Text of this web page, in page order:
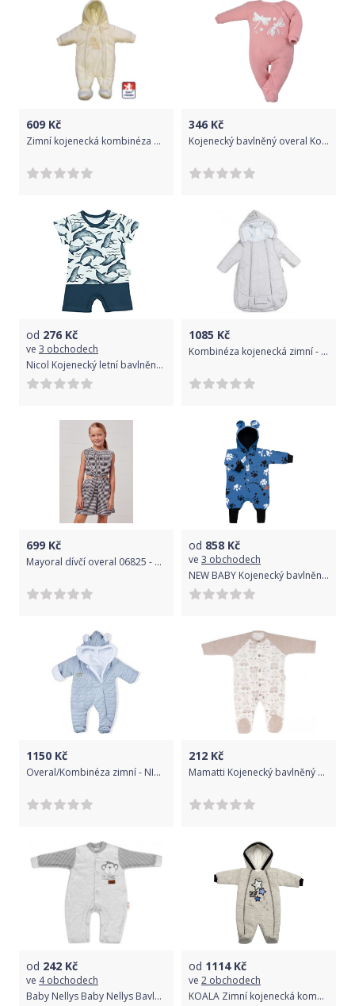
609 Kč
Zimní kojenecká kombinéza pro miminko Dětský svět krémová s výšivkou žirafy velikost 56
346 Kč
Kojenecký bavlněný overal Koala Vážka růžový - Kojenecký bavlněný overal Koala Vážka růžový
od 276 Kč
ve 3 obchodech
Nicol Kojenecký letní bavlněný overal Nicol Dolphin Modrá 80 (9-12m)
1085 Kč
Kombinéza kojenecká zimní - PROŠÍVANÁ LUX šedá - vel.74
699 Kč
Mayoral dívčí overal 06825 - 006 Velikost: 128
od 858 Kč
ve 3 obchodech
NEW BABY Kojenecký bavlněný overal s kapucí a oušky New Baby Paw modrý Modrá 68 (4-6m)
1150 Kč
Overal/Kombinéza zimní - NICOL KIDS WINTER šedá - vel.56
212 Kč
Mamatti Kojenecký bavlněný overálek Car - béžový, vel. 68
od 242 Kč
ve 4 obchodech
Baby Nellys Baby Nellys Bavlněný overálek bez šlapek Monkey - sv. šedý melírek, vel. 80
od 1114Kč
ve 2 obchodech
KOALA Zimní kojenecká kombinéza s kapucí Koala Star Vibes modrá Modrá 74 (6-9m)